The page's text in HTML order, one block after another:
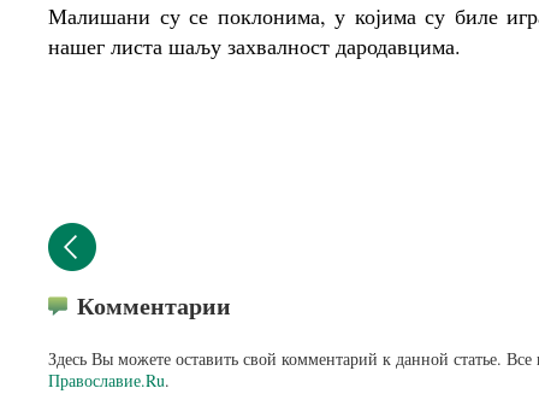
Малишани су се поклонима, у којима су биле
нашег листа шаљу захвалност дародавцима.
Комментарии
Здесь Вы можете оставить свой комментарий к данной статье.
Православие.Ru.